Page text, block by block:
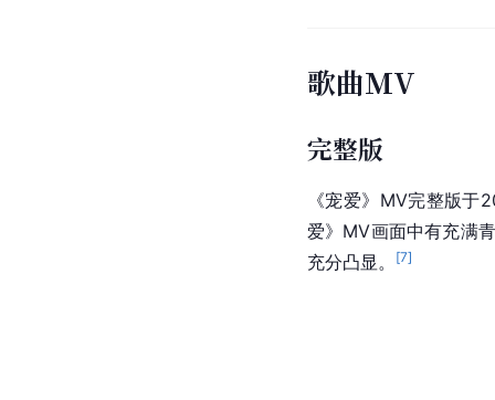
歌曲MV
完整版
《宠爱》MV完整版于
爱》MV画面中有充满
充分凸显。
[7]